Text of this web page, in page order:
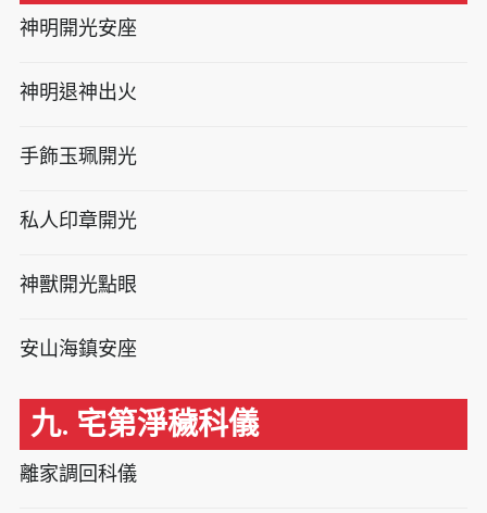
神明開光安座
神明退神出火
手飾玉珮開光
私人印章開光
神獸開光點眼
安山海鎮安座
九. 宅第淨穢科儀
離家調回科儀